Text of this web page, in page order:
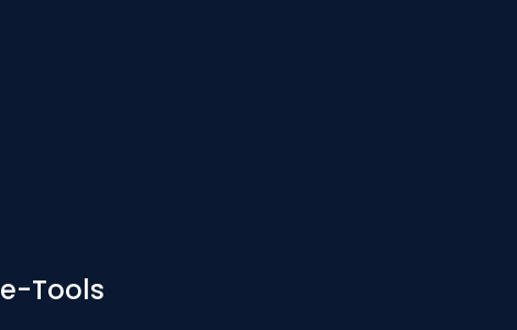
e-Tools